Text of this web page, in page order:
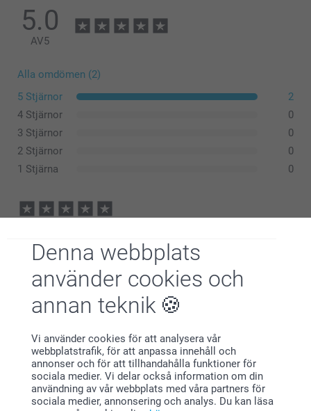
Denna webbplats
använder cookies och
annan teknik
Vi använder cookies för att analysera vår
webbplatstrafik, för att anpassa innehåll och
annonser och för att tillhandahålla funktioner för
sociala medier. Vi delar också information om din
användning av vår webbplats med våra partners för
sociala medier, annonsering och analys. Du kan läsa
Färgat förkläde
Vitt förkläde
5.0
AV5
Alla omdömen (2)
5 Stjärnor
2
4 Stjärnor
0
3 Stjärnor
0
2 Stjärnor
0
1 Stjärna
0
2026-05-17
Fint men dyrt
Visa reaktioner
10:33
Hej Kristina,
Stort tack för fem stjärnor och ditt fina omdöme! Vi
är så glada att du är nöjd med det personligt
skapade förkläde med AI-tryck – hoppas det gör
matlagningen ännu roligare!
Ida Hanna Varga Emilie Räihä,
2025-12-26
Kul men lite ful kvalitet på själva förklädet.